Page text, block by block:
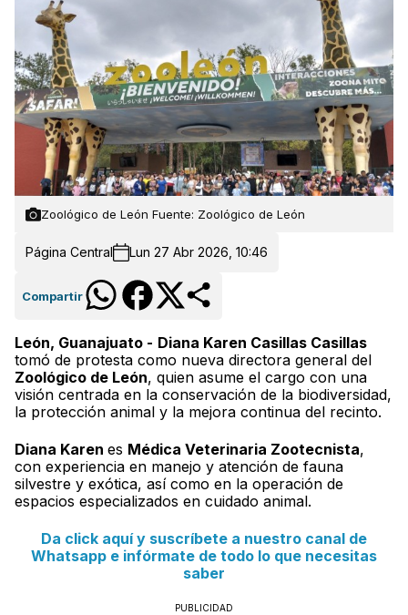
Zoológico de León Fuente: Zoológico de León
Página Central Lun 27 Abr 2026, 10:46
Compartir
León, Guanajuato - Diana Karen Casillas Casillas
tomó de protesta como nueva directora general del
Zoológico de León, quien asume el cargo con una
visión centrada en la conservación de la biodiversidad,
la protección animal y la mejora continua del recinto.
Diana Karen es Médica Veterinaria Zootecnista,
con experiencia en manejo y atención de fauna
silvestre y exótica, así como en la operación de
espacios especializados en cuidado animal.
Da click aquí y suscríbete a nuestro canal de
Whatsapp e infórmate de todo lo que necesitas
saber
PUBLICIDAD